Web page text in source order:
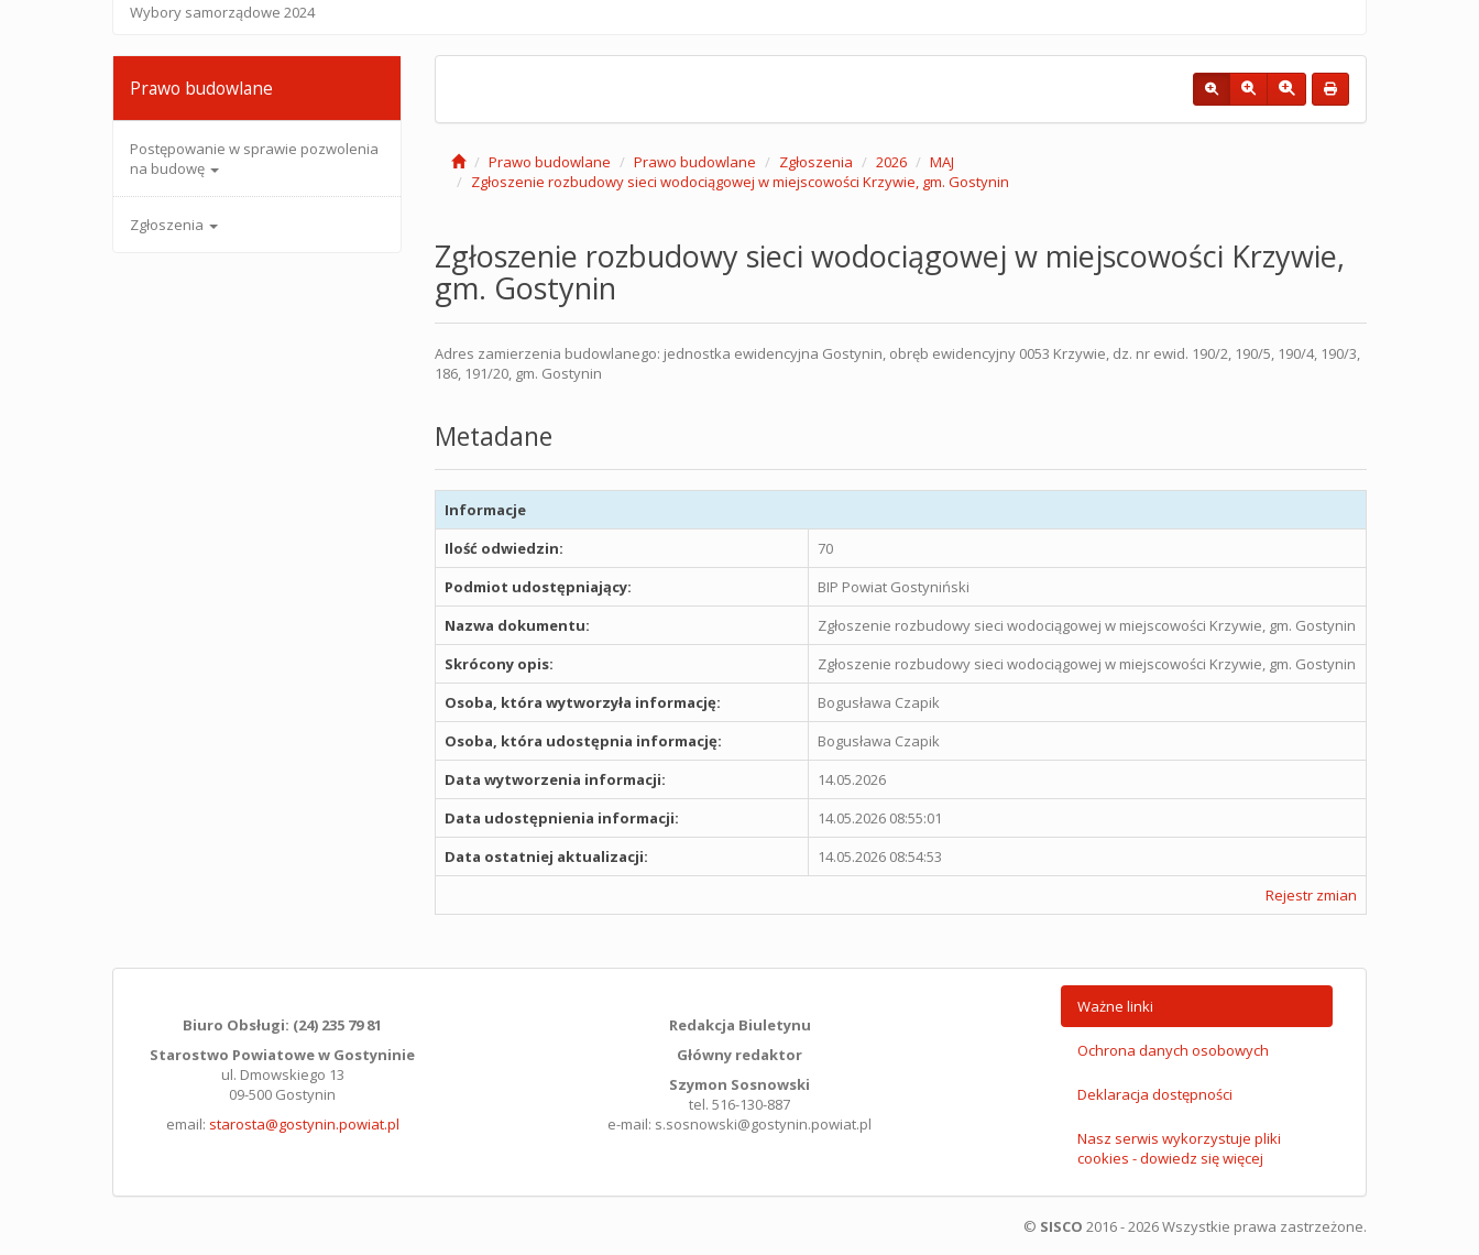
Wybory samorządowe 2024
Prawo budowlane
Postępowanie w sprawie pozwolenia
na budowę
Zgłoszenia
Prawo budowlane Prawo budowlane Zgłoszenia 2026
MAJ
Zgłoszenie rozbudowy sieci wodociągowej w miejscowości Krzywie, gm. Gostynin
Zgłoszenie rozbudowy sieci wodociągowej w miejscowości Krzywie,
gm. Gostynin
Adres zamierzenia budowlanego: jednostka ewidencyjna Gostynin, obręb ewidencyjny 0053 Krzywie, dz. nr ewid. 190/2, 190/5, 190/4, 190/3,
186, 191/20, gm. Gostynin
Metadane
Informacje
Ilość odwiedzin:
70
Podmiot udostępniający:
BIP Powiat Gostyniński
Nazwa dokumentu:
Zgłoszenie rozbudowy sieci wodociągowej w miejscowości Krzywie, gm. Gostynin
Skrócony opis:
Zgłoszenie rozbudowy sieci wodociągowej w miejscowości Krzywie, gm. Gostynin
Osoba, która wytworzyła informację:
Bogusława Czapik
Osoba, która udostępnia informację:
Bogusława Czapik
Data wytworzenia informacji:
14.05.2026
Data udostępnienia informacji:
14.05.2026 08:55:01
Data ostatniej aktualizacji:
14.05.2026 08:54:53
Rejestr zmian
Biuro Obsługi: (24) 235 79 81
Starostwo Powiatowe w Gostyninie
ul. Dmowskiego 13
09-500 Gostynin
email: starosta@gostynin.powiat.pl
Redakcja Biuletynu
Główny redaktor
Szymon Sosnowski
tel. 516-130-887
e-mail: s.sosnowski@gostynin.powiat.pl
Ważne linki
Ochrona danych osobowych
Deklaracja dostępności
Nasz serwis wykorzystuje pliki
cookies - dowiedz się więcej
© SISCO 2016 - 2026 Wszystkie prawa zastrzeżone.